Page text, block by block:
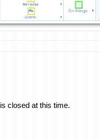
closed at this time.